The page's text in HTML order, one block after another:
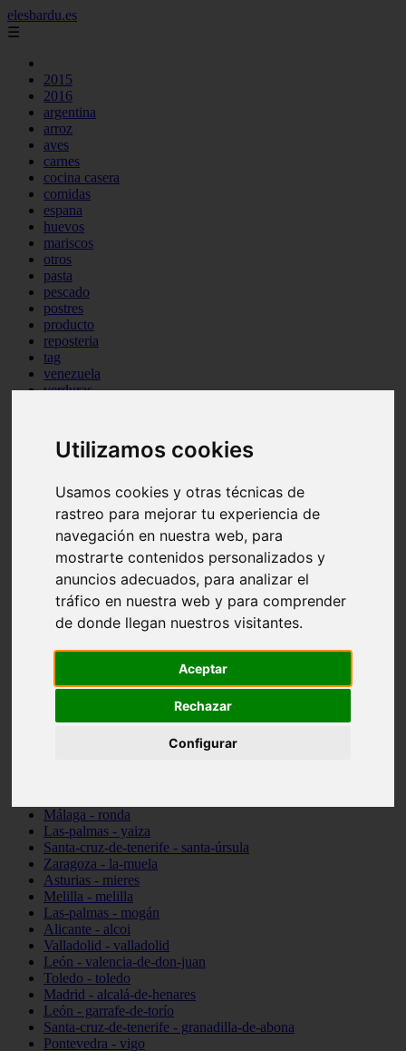
Utilizamos cookies
Usamos cookies y otras técnicas de
rastreo para mejorar tu experiencia de
navegación en nuestra web, para
mostrarte contenidos personalizados y
anuncios adecuados, para analizar el
tráfico en nuestra web y para comprender
de donde llegan nuestros visitantes.
Aceptar
Rechazar
Configurar
elesbardu.es
☰
2015
2016
argentina
arroz
aves
carnes
cocina casera
comidas
espana
huevos
mariscos
otros
pasta
pescado
postres
producto
reposteria
tag
venezuela
verduras
Teruel - sarrión
Cádiz - algodonales
Madrid - madrid
Asturias - oviedo
Cádiz - el-puerto-de-santa-maría
Asturias - aller
álava - vitoria-gasteiz
Málaga - marbella
Zaragoza - zaragoza
Barcelona - barcelona
Valencia - valencia
Toledo - seseña
Cantabria - val-de-san-vicente
Málaga - ronda
Las-palmas - yaiza
Santa-cruz-de-tenerife - santa-úrsula
Zaragoza - la-muela
Asturias - mieres
Melilla - melilla
Las-palmas - mogán
Alicante - alcoi
Valladolid - valladolid
León - valencia-de-don-juan
Toledo - toledo
Madrid - alcalá-de-henares
León - garrafe-de-torío
Santa-cruz-de-tenerife - granadilla-de-abona
Pontevedra - vigo